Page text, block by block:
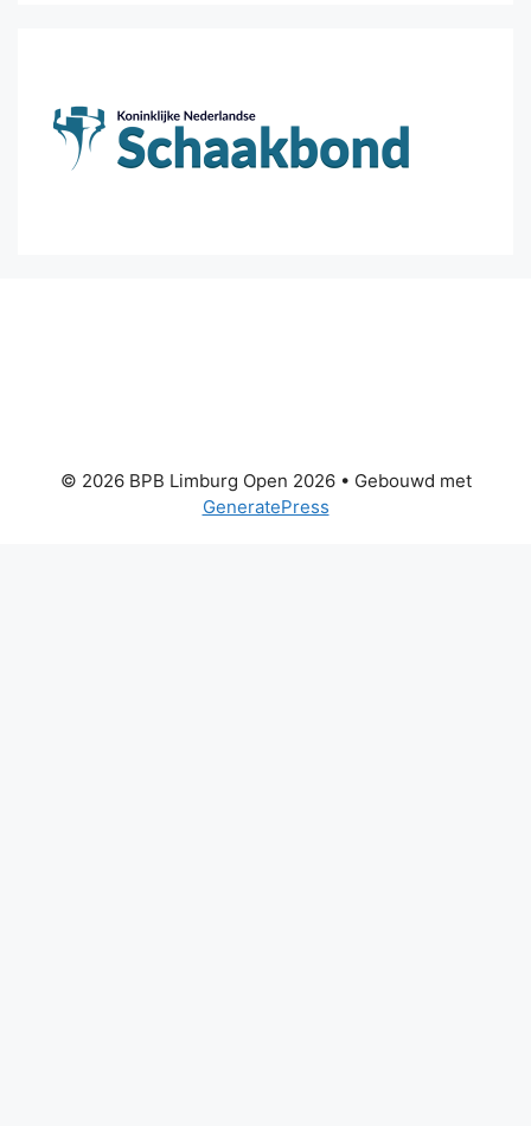
© 2026 BPB Limburg Open 2026• Gebouwd met
GeneratePress